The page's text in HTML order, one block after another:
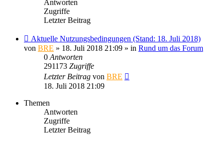
Antworten
Zugriffe
Letzter Beitrag
Aktuelle Nutzungsbedingungen (Stand: 18. Juli 2018)
von BRE » 18. Juli 2018 21:09 » in Rund um das Forum
0 Antworten
291173 Zugriffe
Letzter Beitrag von BRE
18. Juli 2018 21:09
Themen
Antworten
Zugriffe
Letzter Beitrag